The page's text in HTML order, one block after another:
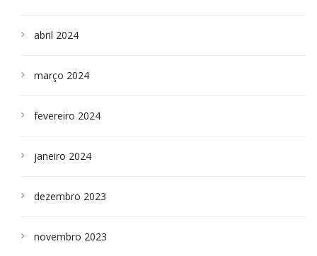
abril 2024
março 2024
fevereiro 2024
janeiro 2024
dezembro 2023
novembro 2023